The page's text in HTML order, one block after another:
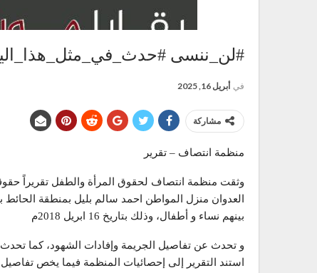
#لن_ننسى
في أبريل 16, 2025
مشاركة
منظمة انتصاف – تقرير
وثقت منظمة انتصاف لحقوق المرأة والطفل تقريراً
العدوان منزل المواطن احمد سالم بليل بمنطقة الحائط
بينهم نساء و أطفال، وذلك بتاريخ 16 ابريل 2018م
و تحدث عن تفاصيل الجريمة وإفادات الشهود، كما تحدث
استند التقرير إلى إحصائيات المنظمة فيما يخص